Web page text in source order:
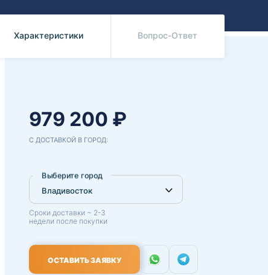
Характеристики Вопрос-Ответ
979 200 ₽
С ДОСТАВКОЙ В ГОРОД:
Выберите город
Сроки доставки ~ 2-3
недели после покупки
ОСТАВИТЬ ЗАЯВКУ